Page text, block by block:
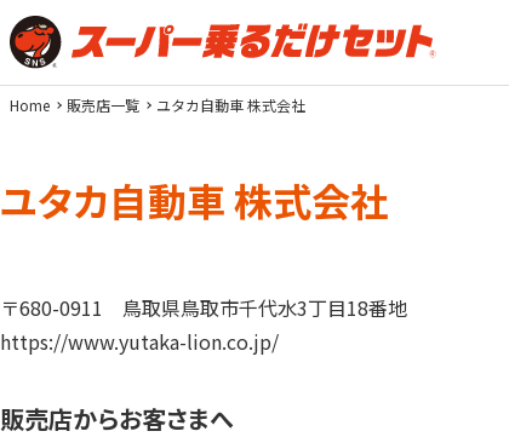
Home 販売店一覧 ユタカ自動車 株式会社
ユタカ自動車 株式会社
〒680-0911
鳥取県鳥取市千代水3丁目18番地
https://www.yutaka-lion.co.jp/
販売店からお客さまへ